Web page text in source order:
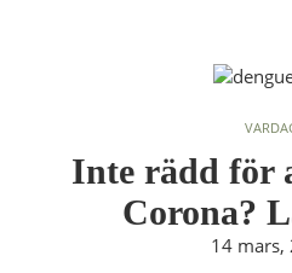
Inte rädd för
Corona?
14 mars,